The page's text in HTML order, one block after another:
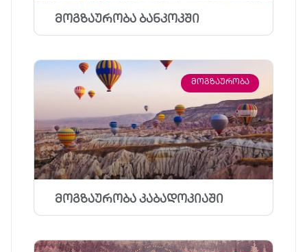
მოგზაურობა ბანკოკში
ᲛᲝᲒᲖᲐᲣᲠᲝᲑᲐ
მოგზაურობა კაბადოკიაში